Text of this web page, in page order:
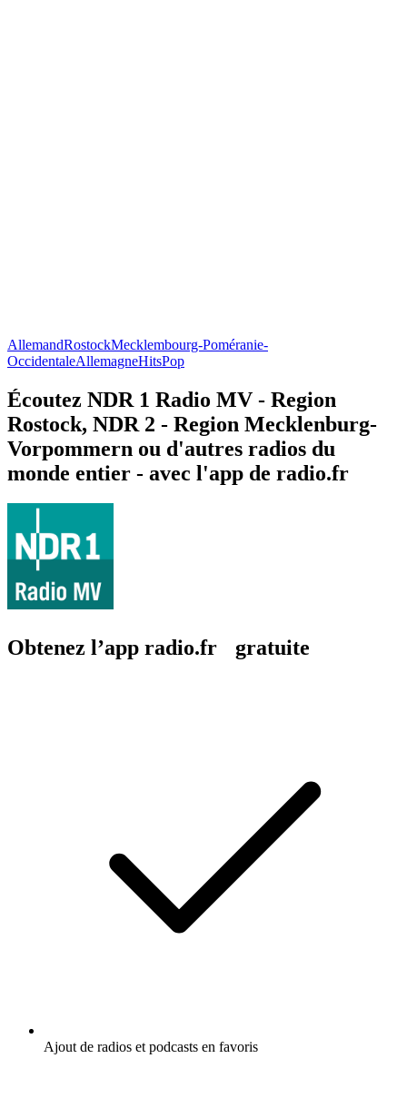
AllemandRostockMecklembourg-Poméranie-
OccidentaleAllemagneHitsPop
Écoutez NDR 1 Radio MV - Region
Rostock, NDR 2 - Region Mecklenburg-
Vorpommern ou d'autres radios du
monde entier - avec l'app de radio.fr
Obtenez l’app radio.fr gratuite
Ajout de radios et podcasts en favoris